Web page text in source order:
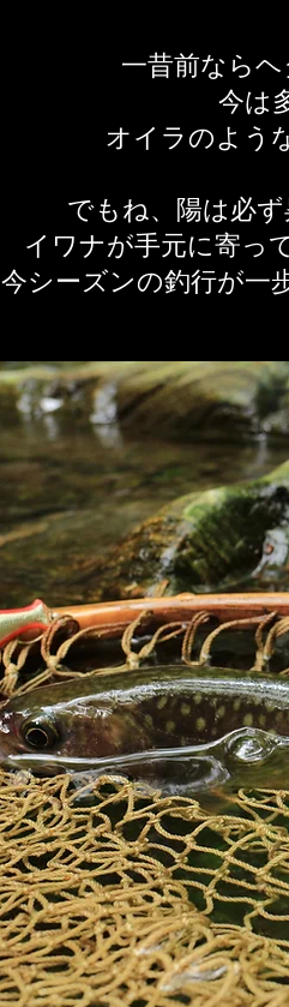
一昔前なら
今は
オイラのよう
でもね、陽は必
イワナが手元に寄っ
今シーズンの釣行が一